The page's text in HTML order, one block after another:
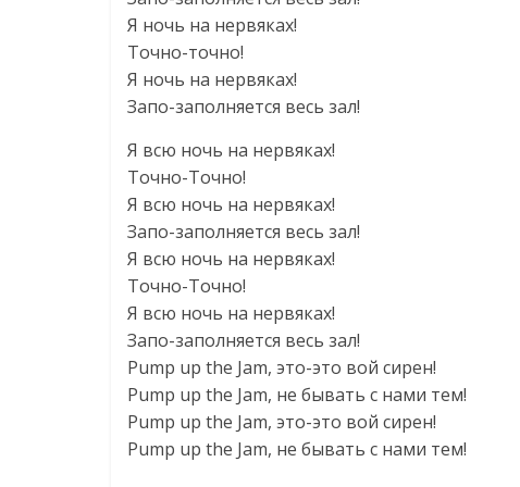
Я ночь на нервяках!
Точно-точно!
Я ночь на нервяках!
Запо-заполняется весь зал!
Я всю ночь на нервяках!
Точно-Точно!
Я всю ночь на нервяках!
Запо-заполняется весь зал!
Я всю ночь на нервяках!
Точно-Точно!
Я всю ночь на нервяках!
Запо-заполняется весь зал!
Pump up the Jam, это-это вой сирен!
Pump up the Jam, не бывать с нами тем!
Pump up the Jam, это-это вой сирен!
Pump up the Jam, не бывать с нами тем!